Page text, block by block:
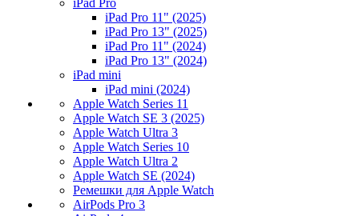
iPad Pro
iPad Pro 11" (2025)
iPad Pro 13" (2025)
iPad Pro 11" (2024)
iPad Pro 13" (2024)
iPad mini
iPad mini (2024)
Apple Watch Series 11
Apple Watch SE 3 (2025)
Apple Watch Ultra 3
Apple Watch Series 10
Apple Watch Ultra 2
Apple Watch SE (2024)
Ремешки для Apple Watch
AirPods Pro 3